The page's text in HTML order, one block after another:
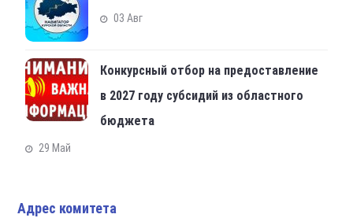
03 Авг
Конкурсный отбор на предоставление
в 2027 году субсидий из областного
бюджета
29 Май
Адрес комитета